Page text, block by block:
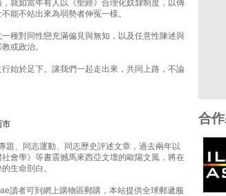
就如當年有人以《聖經》合理化奴隸制度，以傳
能不站出來為弱勢者伸冤一樣。
種對同性戀充滿偏見與無知，以及任意性陳述與
或政治。
始於足下。讓我們一起走出來，共同上路，不論
市
題、同志運動、同志歷史評述文章，過去兩年以
社會學》等書震撼馬來西亞文壇的歐陽文風，將在
生命剖白。
讀者可到網上購物區郵購，本站提供全球郵遞服
合